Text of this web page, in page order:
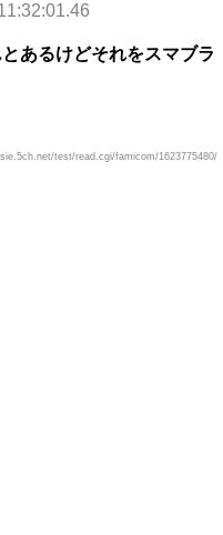
あるけどそれをスマブラ
test/read.cgi/famicom/1623775480/